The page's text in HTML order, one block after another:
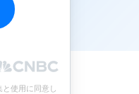
使用に同意し